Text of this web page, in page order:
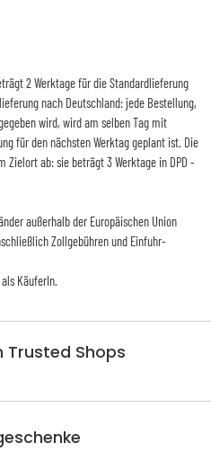
Trusted Shops
2 Werktage für die Standardlieferung
nach Deutschland: jede Bestellung,
wird, wird am selben Tag mit
für den nächsten Werktag geplant ist. Die
ab: sie beträgt 3 Werktage in DPD -
außerhalb der Europäischen Union
Zollgebühren und Einfuhr-
KäuferIn.